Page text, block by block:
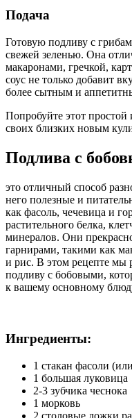
Подача
Готовую подливу с
свежей зеленью. Она
макаронами, гречкой,
соус не только добавит
более сытным и
Попробуйте этот
своих близких новым
Подлива с
это отличный способ
него полезные и
как фасоль, чечевица и
растительного белка,
минералов. Они
гарнирами, такими как
и рис. В этом рецепте мы
подливу с бобовыми,
к вашему основному
Ингредиенты:
1 стакан фасоли
1 большая луковица
2-3 зубчика чеснока
1 морковь